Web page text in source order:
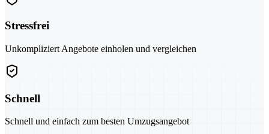
Stressfrei
Unkompliziert Angebote einholen und vergleichen
Schnell
Schnell und einfach zum besten Umzugsangebot